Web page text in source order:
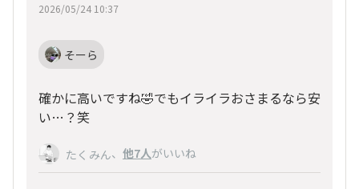
2026/05/24 10:37
そーら
確かに高いですね🤣でもイライラおさまるなら安
い…？笑
たくみん、 他7人がいいね